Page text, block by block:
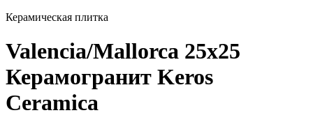
Керамическая плитка
Valencia/Mallorca 25х25
Керамогранит Keros
Ceramica